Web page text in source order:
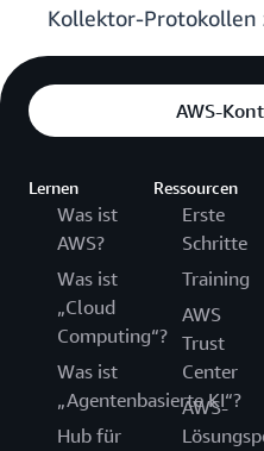
Kollektor-Protokollen
AWS-
Lernen
Was ist
AWS?
Was ist
„Cloud
Computing“?
Was ist
„Agentenbasierte KI“?
Hub für
Ressourcen
Erste
Schritte
Training
AWS
Trust
Center
AWS-